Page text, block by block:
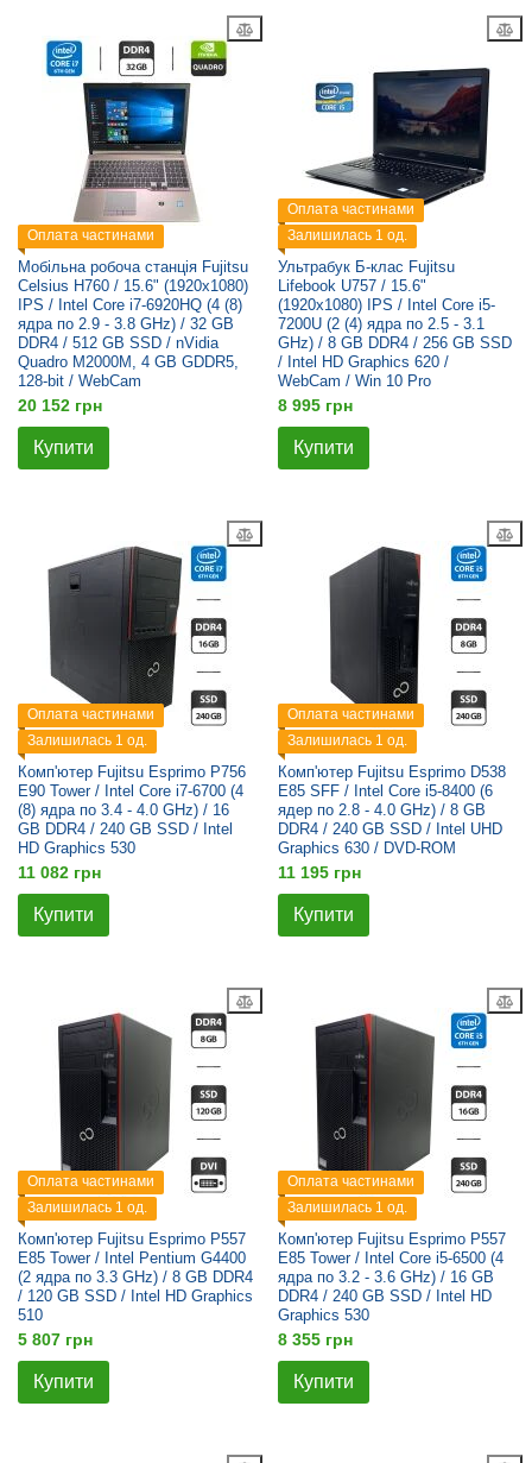
Оплата частинами
Мобільна робоча станція Fujitsu
Celsius H760 / 15.6" (1920x1080)
IPS / Intel Core i7-6920HQ (4 (8)
ядра по 2.9 - 3.8 GHz) / 32 GB
DDR4 / 512 GB SSD / nVidia
Quadro M2000M, 4 GB GDDR5,
128-bit / WebCam
20 152 грн
Купити
Оплата частинами
Залишилась 1 од.
Ультрабук Б-клас Fujitsu
Lifebook U757 / 15.6"
(1920x1080) IPS / Intel Core i5-
7200U (2 (4) ядра по 2.5 - 3.1
GHz) / 8 GB DDR4 / 256 GB SSD
/ Intel HD Graphics 620 /
WebCam / Win 10 Pro
8 995 грн
Купити
Оплата частинами
Залишилась 1 од.
Комп'ютер Fujitsu Esprimo P756
E90 Tower / Intel Core i7-6700 (4
(8) ядра по 3.4 - 4.0 GHz) / 16
GB DDR4 / 240 GB SSD / Intel
HD Graphics 530
11 082 грн
Купити
Оплата частинами
Залишилась 1 од.
Комп'ютер Fujitsu Esprimo D538
E85 SFF / Intel Core i5-8400 (6
ядер по 2.8 - 4.0 GHz) / 8 GB
DDR4 / 240 GB SSD / Intel UHD
Graphics 630 / DVD-ROM
11 195 грн
Купити
Оплата частинами
Залишилась 1 од.
Комп'ютер Fujitsu Esprimo P557
E85 Tower / Intel Pentium G4400
(2 ядра по 3.3 GHz) / 8 GB DDR4
/ 120 GB SSD / Intel HD Graphics
510
5 807 грн
Купити
Оплата частинами
Залишилась 1 од.
Комп'ютер Fujitsu Esprimo P557
E85 Tower / Intel Core i5-6500 (4
ядра по 3.2 - 3.6 GHz) / 16 GB
DDR4 / 240 GB SSD / Intel HD
Graphics 530
8 355 грн
Купити